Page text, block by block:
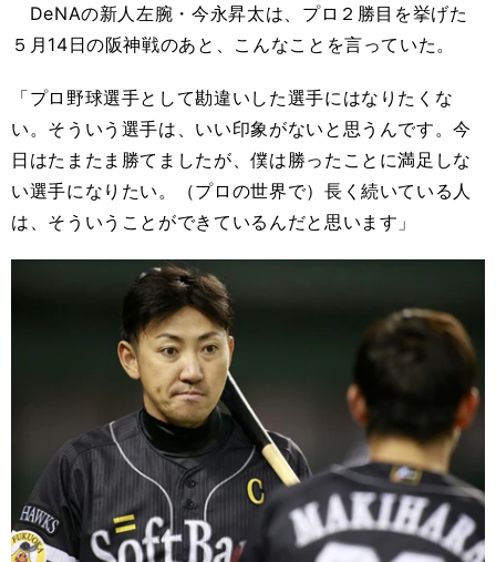
DeNAの新人左腕・今永昇太は、プロ２勝目を挙げた
５月14日の阪神戦のあと、こんなことを言っていた。
「プロ野球選手として勘違いした選手にはなりたくな
い。そういう選手は、いい印象がないと思うんです。今
日はたまたま勝てましたが、僕は勝ったことに満足しな
い選手になりたい。（プロの世界で）長く続いている人
は、そういうことができているんだと思います」